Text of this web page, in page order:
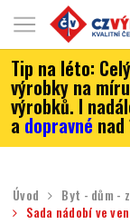
Tip na léto:
výrobky na
výrobků. I
adopravné
Úvod Byt - dům -
Sada nádobí ve